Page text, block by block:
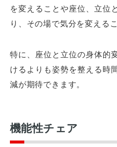
を変えることや座位、立位
り、その場で気分を変える
特に、座位と立位の身体的
けるよりも姿勢を整える時
減が期待できます。
機能性チェア